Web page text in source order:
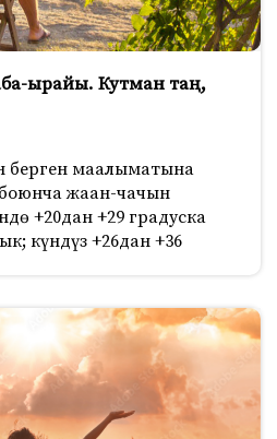
ырайы. Кутман таң,
берген маалыматына
жаан-чачын
+20дан +29 градуска
күндүз +26дан +36